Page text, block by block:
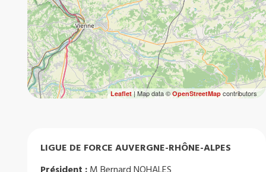
Leaflet| Map data © OpenStreetMapcontributors
LIGUE DE FORCE AUVERGNE-RHÔNE-ALPES
Président : M Bernard NOHALES